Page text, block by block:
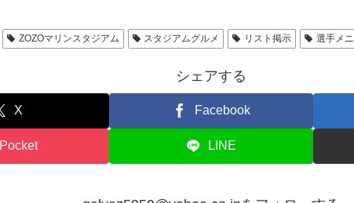
ZOZOマリンスタジアム スタジアムグルメ リスト掲示 選手メ
シェアする
X Facebook
Pocket LINE